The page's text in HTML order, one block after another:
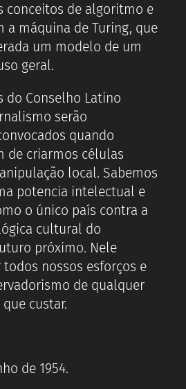
conceitos de algoritmo e
a máquina de Turing, que
um modelo de um
geral.
do Conselho Latino
serão
quando
de criarmos células
local. Sabemos
potencia intelectual e
o único país contra a
cultural do
próximo. Nele
nossos esforços e
de qualquer
custar.
de 1954.